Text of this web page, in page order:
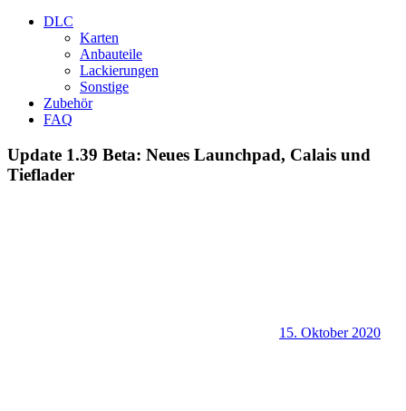
DLC
Karten
Anbauteile
Lackierungen
Sonstige
Zubehör
FAQ
Update 1.39 Beta: Neues Launchpad, Calais und
Tieflader
15. Oktober 2020